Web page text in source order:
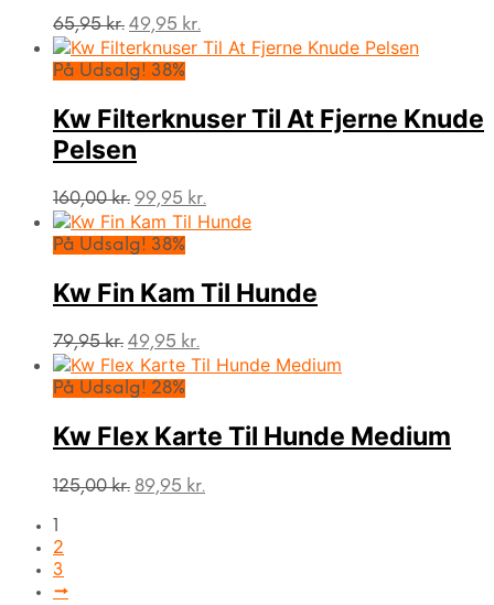
65,95kr. Den
oprindelige
pris
65,95 kr..
49,95 kr.
aktuelle
49,95 kr..
På Udsalg! 38%
Kw Filterknuser Til At Fjerne Knude
Pelsen
160,00kr. Den
oprindelige
pris
160,00 kr..
99,95 kr.
aktuelle
99,95 kr..
På Udsalg! 38%
Kw Fin Kam Til Hunde
79,95kr. Den
oprindelige
pris
79,95 kr..
49,95 kr.
aktuelle
49,95 kr..
På Udsalg! 28%
Kw Flex Karte Til Hunde Medium
125,00kr. Den
89,95 kr.
1
2
3
→